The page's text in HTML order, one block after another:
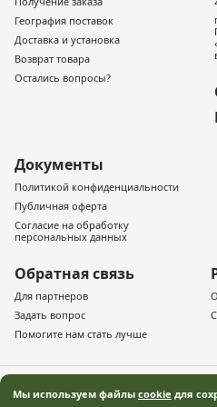
География поставок
Доставка и установка
Возврат товара
Остались вопросы?
Документы
Политикой конфиденциальности
Публичная оферта
Согласие на обработку
персональных данных
Обратная связь
Для партнеров
Задать вопрос
Помогите нам стать лучше
Мы используем файлы cookie для